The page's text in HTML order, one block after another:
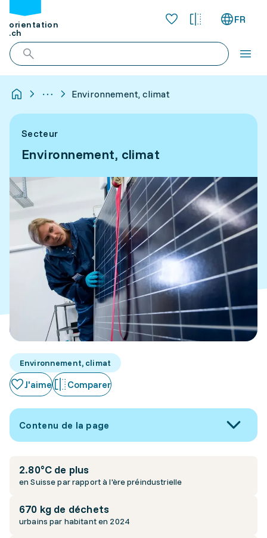
orientation
.ch
FR
Environnement, climat
Secteur
Environnement, climat
Environnement, climat
J'aime Comparer
Contenu de la page
2.80°C de plus
en Suisse par rapport à l'ère préindustrielle
670 kg de déchets
urbains par habitant en 2024